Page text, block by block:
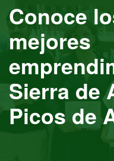
Conoce
mejores
Sierra de
Picos de